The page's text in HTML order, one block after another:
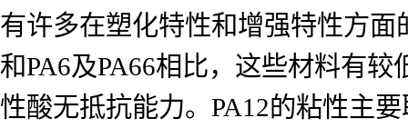
有许多在塑化特性和增强特性方面
和PA6及PA66相比，这些材料有
性酸无抵抗能力。PA12的粘性主